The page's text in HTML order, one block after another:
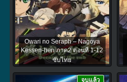
Owari no Seraph – Nagoya
Kessen-hen ภาค2 ตอนที่ 1-12
ซับไทย
จบแล้ว